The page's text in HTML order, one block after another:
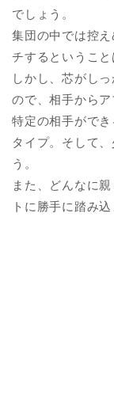
でしょう。
集団の中では控
チするということ
しかし、芯がし
ので、相手からア
特定の相手がで
タイプ。そして
う。
また、どんなに
トに勝手に踏み